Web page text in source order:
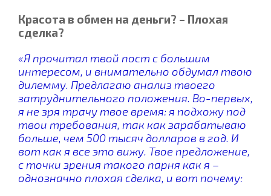
Красота в обмен на деньги? – Плохая
сделка?
«Я прочитал твой пост с большим
интересом, и внимательно обдумал твою
дилемму. Предлагаю анализ твоего
затруднительного положения. Во-первых,
я не зря трачу твое время: я подхожу под
твои требования, так как зарабатываю
больше, чем 500 тысяч долларов в год. И
вот как я все это вижу. Твое предложение,
с точки зрения такого парня как я –
однозначно плохая сделка, и вот почему: